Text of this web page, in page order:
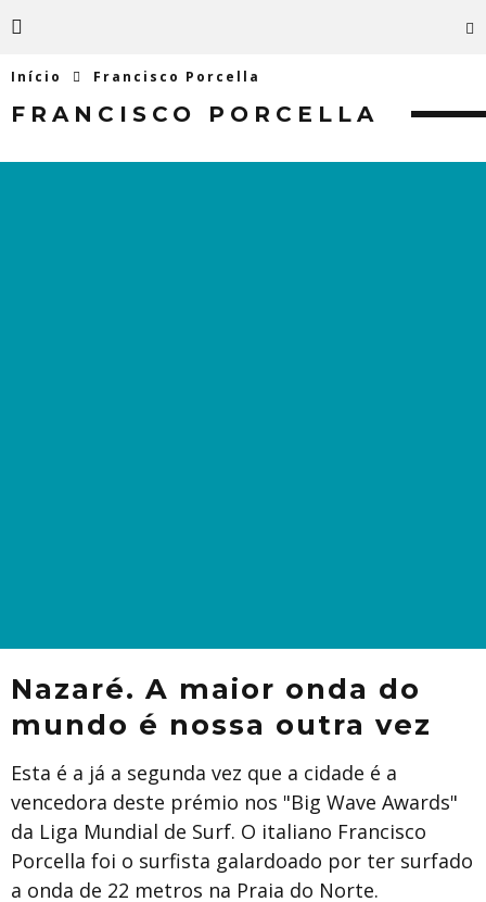
Início Francisco Porcella
FRANCISCO PORCELLA
Nazaré. A maior onda do
mundo é nossa outra vez
Esta é a já a segunda vez que a cidade é a
vencedora deste prémio nos "Big Wave Awards"
da Liga Mundial de Surf. O italiano Francisco
Porcella foi o surfista galardoado por ter surfado
a onda de 22 metros na Praia do Norte.